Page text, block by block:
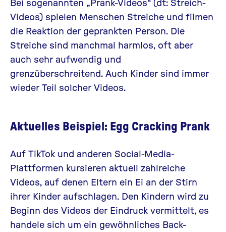
Bei sogenannten „Prank-Videos“ (dt: Streich-
Videos) spielen Menschen Streiche und filmen
die Reaktion der geprankten Person. Die
Streiche sind manchmal harmlos, oft aber
auch sehr aufwendig und
grenzüberschreitend. Auch Kinder sind immer
wieder Teil solcher Videos.
Aktuelles Beispiel: Egg Cracking Prank
Auf TikTok und anderen Social-Media-
Plattformen kursieren aktuell zahlreiche
Videos, auf denen Eltern ein Ei an der Stirn
ihrer Kinder aufschlagen. Den Kindern wird zu
Beginn des Videos der Eindruck vermittelt, es
handele sich um ein gewöhnliches Back-